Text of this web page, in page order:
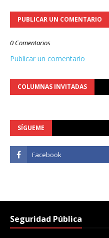
PUBLICAR UN COMENTARIO
0 Comentarios
Publicar un comentario
COLUMNAS INVITADAS
SÍGUEME
Seguridad Pública